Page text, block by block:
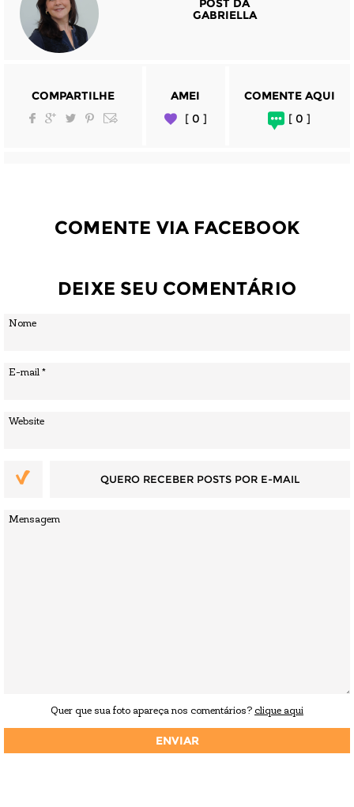
POST DA
GABRIELLA
COMPARTILHE
AMEI
[ 0 ]
COMENTE AQUI
[ 0 ]
COMENTE VIA FACEBOOK
DEIXE SEU COMENTÁRIO
QUERO RECEBER POSTS POR E-MAIL
Quer que sua foto apareça nos comentários? clique aqui